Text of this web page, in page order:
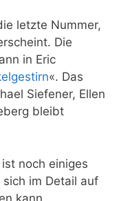
letzte Nummer,
Die
in Eric
«. Das
Siefener, Ellen
bleibt
noch einiges
im Detail auf
kann.